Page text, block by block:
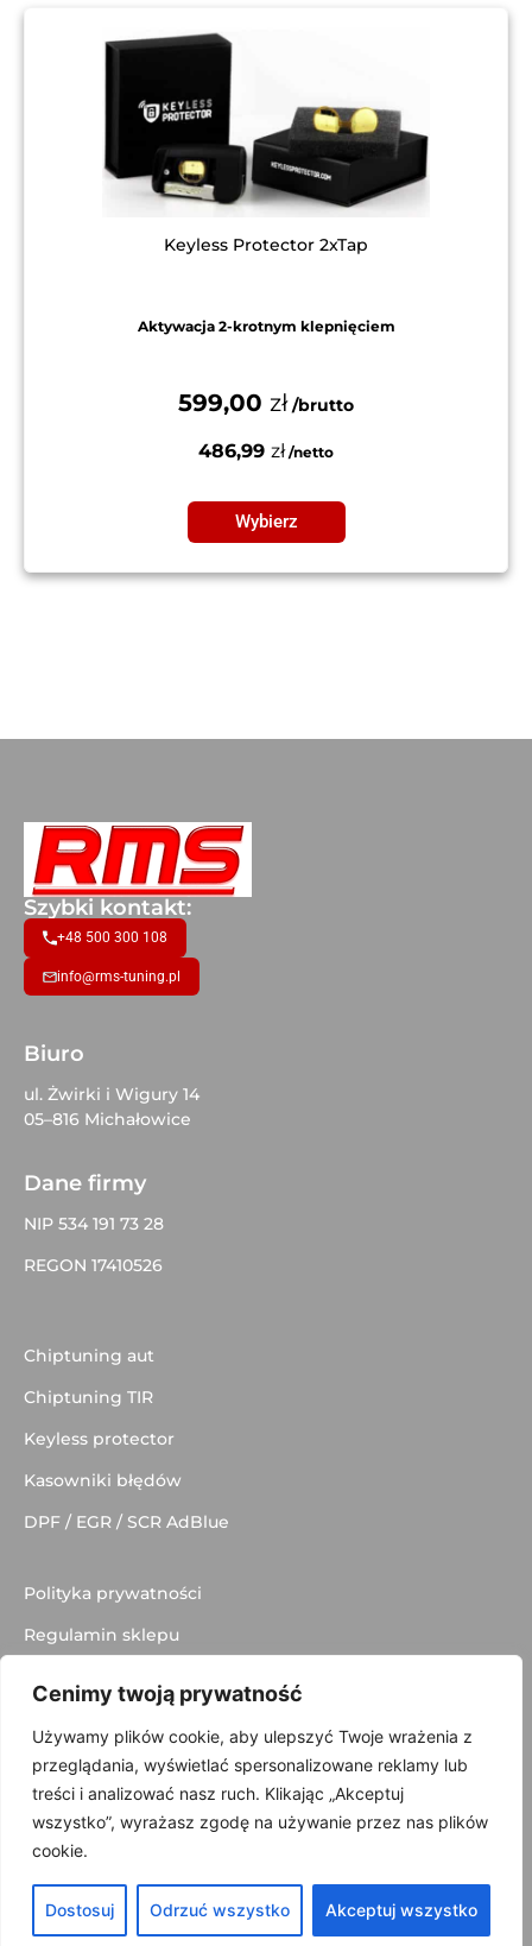
Cenimy twoją prywatność
Używamy plików cookie, aby ulepszyć Twoje wrażenia z
przeglądania, wyświetlać spersonalizowane reklamy lub
treści i analizować nasz ruch. Klikając „Akceptuj
wszystko”, wyrażasz zgodę na używanie przez nas plików
cookie.
Dostosuj Odrzuć wszystko Akceptuj wszystko
Keyless Protector 2xTap
Aktywacja 2-krotnym klepnięciem
599,00 zł
486,99 zł
Wybierz
Szybki kontakt:
+48 500 300 108
info@rms-tuning.pl
Biuro
ul. Żwirki i Wigury 14
05–816 Michałowice
Dane firmy
NIP 534 191 73 28
REGON 17410526
Chiptuning aut
Chiptuning TIR
Keyless protector
Kasowniki błędów
DPF / EGR / SCR AdBlue
Polityka prywatności
Regulamin sklepu
© 2025 made with